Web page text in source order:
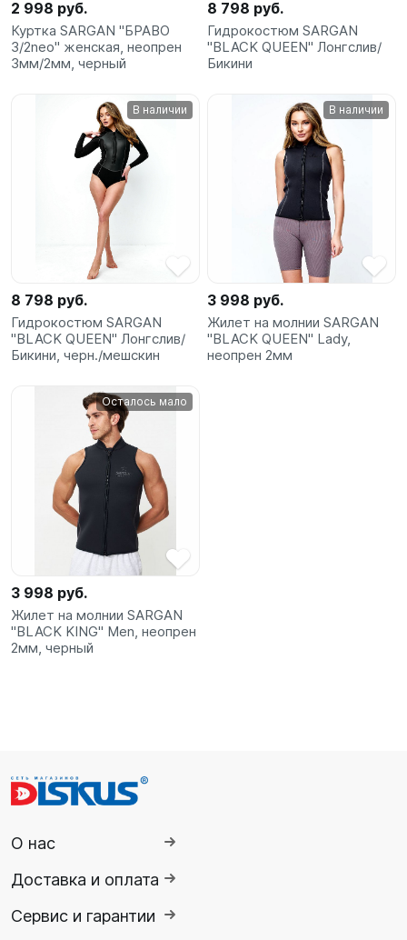
2 998 руб.
Куртка SARGAN "БРАВО
3/2neo" женская, неопрен
3мм/2мм, черный
8 798 руб.
Гидрокостюм SARGAN
"BLACK QUEEN" Лонгслив/
Бикини
В наличии
8 798 руб.
Гидрокостюм SARGAN
"BLACK QUEEN" Лонгслив/
Бикини, черн./мешскин
В наличии
3 998 руб.
Жилет на молнии SARGAN
"BLACK QUEEN" Lady,
неопрен 2мм
Осталось мало
3 998 руб.
Жилет на молнии SARGAN
"BLACK KING" Men, неопрен
2мм, черный
О нас
Доставка и оплата
Сервис и гарантии